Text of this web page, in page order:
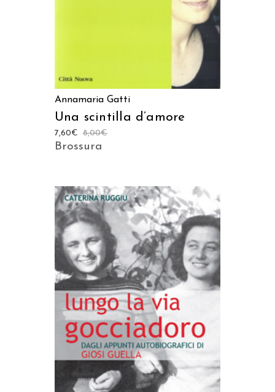
Annamaria Gatti
Una scintilla d’amore
8,00€
7,60€
Brossura
AGGIUNGI AL CARRELLO